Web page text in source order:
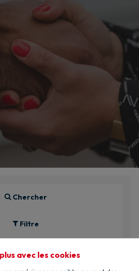
avec les cookies
Chercher
Filtre